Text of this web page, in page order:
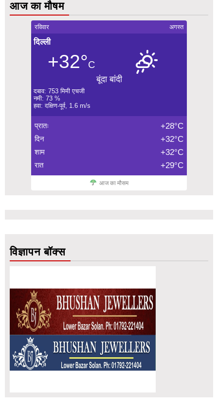
आज का मौषम
रविवार अगस्त
दिल्ली
+32°C
बूंदा बांदी
दबाव: 753 मिमी एचजी
नमी: 73 %
हवा: दक्षिण-पूर्व, 1.6 m/s
प्रातः +28°C
दिन +32°C
शाम +32°C
रात +29°C
आज का मौसम
विज्ञापन बॉक्स